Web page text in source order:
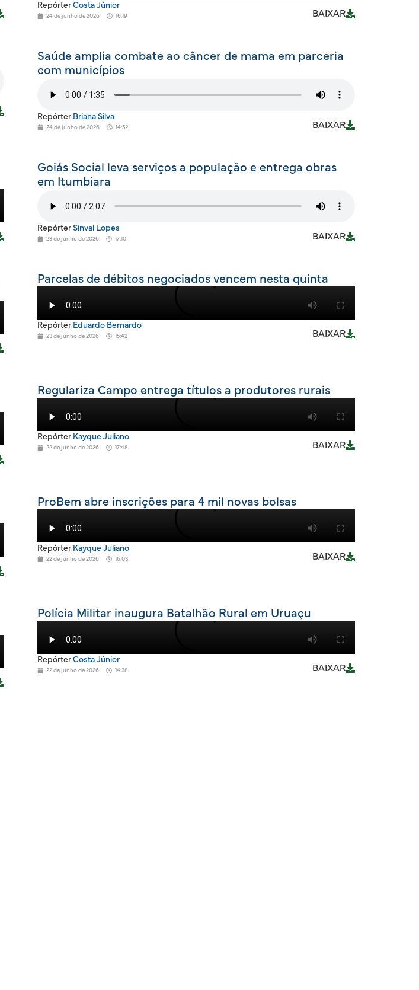
Repórter Costa Júnior
24 de junho de 2026 16:19 BAIXAR
Saúde amplia combate ao câncer de mama em parceria
com municípios
Repórter Briana Silva
24 de junho de 2026 14:52 BAIXAR
Goiás Social leva serviços a população e entrega obras
em Itumbiara
Repórter Sinval Lopes
23 de junho de 2026 17:10 BAIXAR
Parcelas de débitos negociados vencem nesta quinta
Repórter Eduardo Bernardo
23 de junho de 2026 15:42 BAIXAR
Regulariza Campo entrega títulos a produtores rurais
Repórter Kayque Juliano
22 de junho de 2026 17:48 BAIXAR
ProBem abre inscrições para 4 mil novas bolsas
Repórter Kayque Juliano
22 de junho de 2026 16:03 BAIXAR
Polícia Militar inaugura Batalhão Rural em Uruaçu
Repórter Costa Júnior
22 de junho de 2026 14:38 BAIXAR